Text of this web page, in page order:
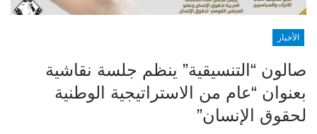
الأخبار
صالون “التنسيقية” ينظم جلسة نقاشية
بعنوان “عام من الاستراتيجية الوطنية
لحقوق الإنسان”